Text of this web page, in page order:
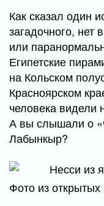
Как сказал один
загадочного, нет
или
Египетские
на Кольском
Красноярском
человека видели
А вы слышали о
Лабынкыр?
Фото из открытых